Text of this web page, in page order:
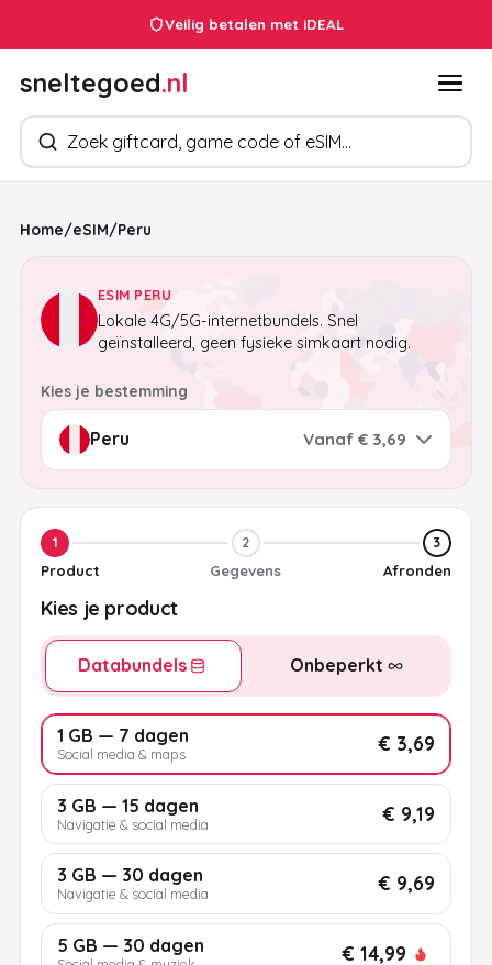
Veilig betalen met iDEAL
sneltegoed.nl
Zoek producten
Home/eSIM/Peru
ESIM PERU
Lokale 4G/5G-internetbundels. Snel
geïnstalleerd, geen fysieke simkaart nodig.
Kies je bestemming
Vanaf € 3,69
1
Product
2
Gegevens
3
Afronden
Kies je product
Databundels Onbeperkt
1 GB — 7 dagen
Social media & maps € 3,69
3 GB — 15 dagen
Navigatie & social media € 9,19
3 GB — 30 dagen
Navigatie & social media € 9,69
5 GB — 30 dagen € 14,99